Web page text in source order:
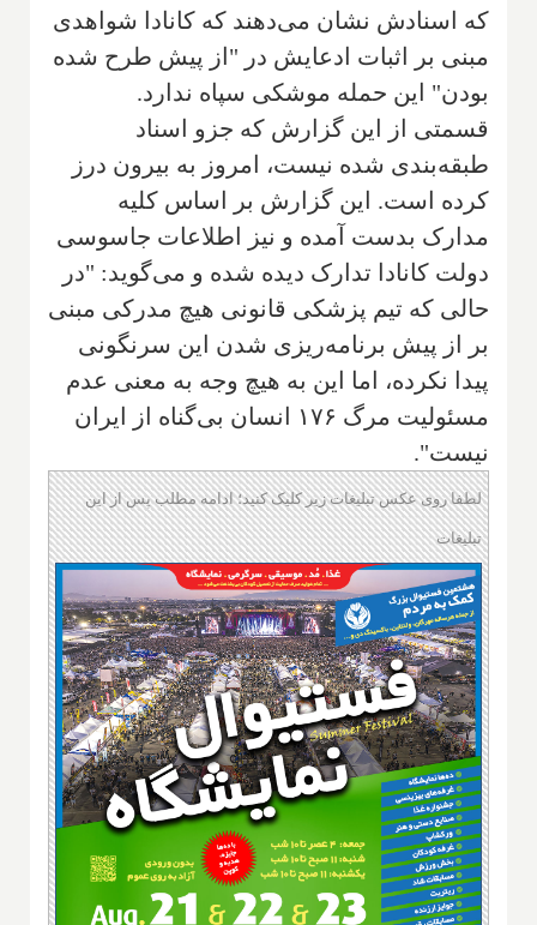
که اسنادش نشان می‌دهند که کانادا شواهدی
مبنی بر اثبات ادعایش در "از پیش طرح شده
بودن" این حمله موشکی سپاه ندارد.
قسمتی از این گزارش که جزو اسناد
طبقه‌بندی شده نیست، امروز به بیرون درز
کرده است. این گزارش بر اساس کلیه
مدارک بدست آمده و نیز اطلاعات جاسوسی
دولت کانادا تدارک دیده شده و می‌گوید: "در
حالی که تیم پزشکی قانونی هیچ مدرکی مبنی
بر از پیش برنامه‌ریزی شدن این سرنگونی
پیدا نکرده، اما این به هیچ وجه به معنی عدم
مسئولیت مرگ ۱۷۶ انسان بی‌گناه از ایران
نیست".
لطفا روی عکس تبلیغات زیر کلیک کنید؛ ادامه مطلب پس از این
تبلیغات